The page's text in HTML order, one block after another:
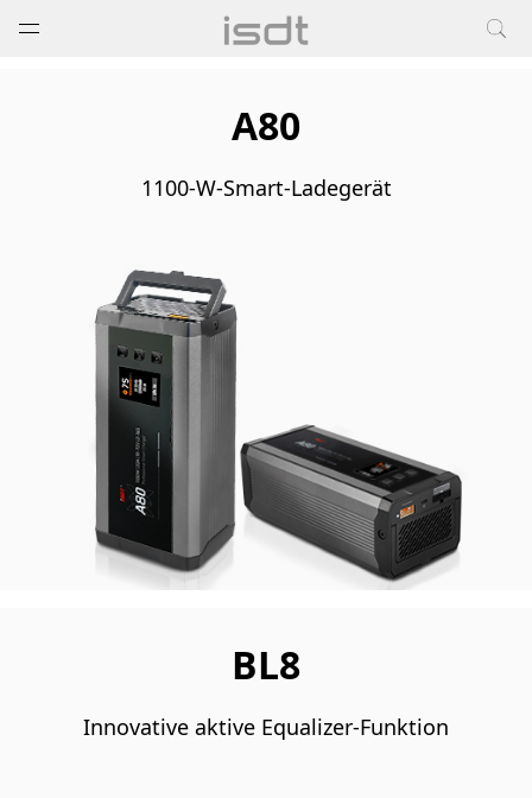
打开菜单
A80
1100-W-Smart-Ladegerät
BL8
Innovative aktive Equalizer-Funktion